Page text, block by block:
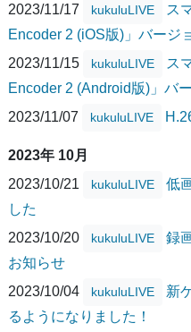
2023/11/17
kukuluLIVE
ス
Encoder 2 (iOS版)」バージ
2023/11/15
kukuluLIVE
ス
Encoder 2 (Android版)」バ
2023/11/07
kukuluLIVE
2023年 10月
2023/10/21
kukuluLIVE
低
した
2023/10/20
kukuluLIVE
録
お知らせ
2023/10/04
kukuluLIVE
新
るようになりました！